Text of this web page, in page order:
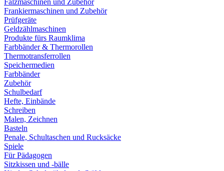
Falzmaschinen und Zubehör
Frankiermaschinen und Zubehör
Prüfgeräte
Geldzählmaschinen
Produkte fürs Raumklima
Farbbänder & Thermorollen
Thermotransferrollen
Speichermedien
Farbbänder
Zubehör
Schulbedarf
Hefte, Einbände
Schreiben
Malen, Zeichnen
Basteln
Penale, Schultaschen und Rucksäcke
Spiele
Für Pädagogen
Sitzkissen und -bälle